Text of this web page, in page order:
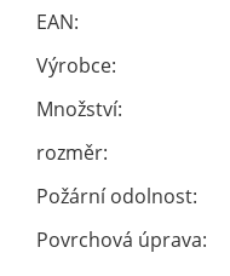
EAN:
Výrobce:
Množství:
rozměr:
Požární odolnost:
Povrchová úprava: